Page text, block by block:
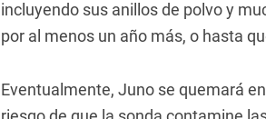
incluyendo sus anillos de polvo y
por al menos un año más, o hasta
Eventualmente, Juno se quemará